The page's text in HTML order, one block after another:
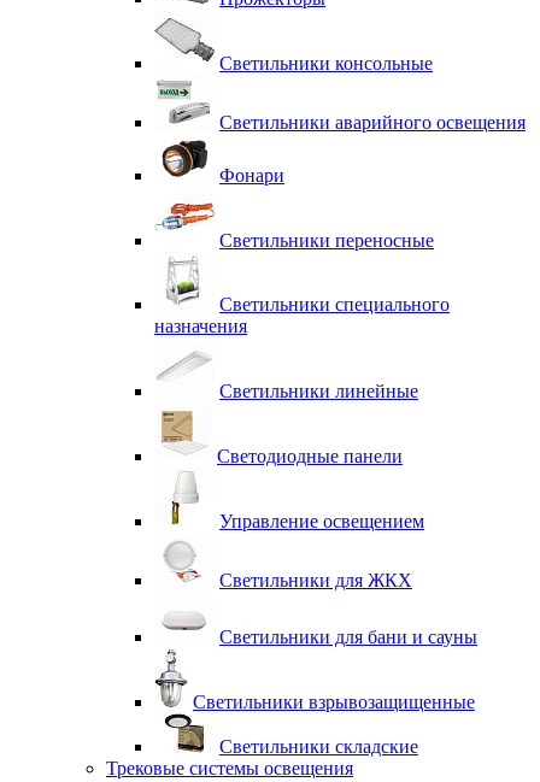
Светильники консольные
Светильники аварийного освещения
Фонари
Светильники переносные
Светильники специального
назначения
Светильники линейные
Светодиодные панели
Управление освещением
Светильники для ЖКХ
Светильники для бани и сауны
Светильники взрывозащищенные
Светильники складские
Трековые системы освещения